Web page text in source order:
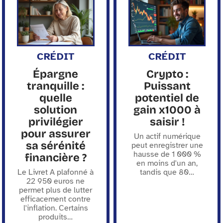
CRÉDIT
Épargne
tranquille :
quelle
solution
privilégier
pour assurer
sa sérénité
financière ?
Le Livret A plafonné à
22 950 euros ne
permet plus de lutter
efficacement contre
l'inflation. Certains
produits…
CRÉDIT
Crypto :
Puissant
potentiel de
gain x1000 à
saisir !
Un actif numérique
peut enregistrer une
hausse de 1 000 %
en moins d'un an,
tandis que 80…